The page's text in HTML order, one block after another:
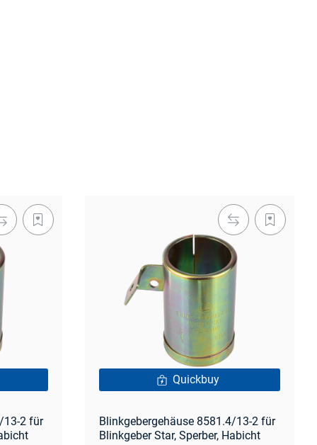
13-2 für
Quickbuy
Blinkgebergehäuse 8581.4/13-2 für
Blinkgeber Star, Sperber, Habicht